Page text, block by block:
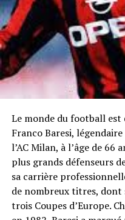
Le monde du football est
Franco Baresi,
l’AC Milan, à l’âge de 66
plus grands défenseurs
sa carrière
de nombreux titres, dont
trois Coupes d’Europe.